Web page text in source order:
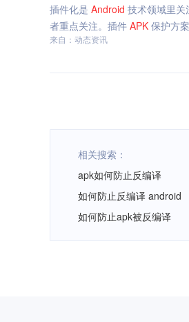
插件化是 Android 技术领域里关
者重点关注。插件 APK 保护方
来自：动态资讯
相关搜索：
apk如何防止反编译
如何防止反编译 android
如何防止apk被反编译